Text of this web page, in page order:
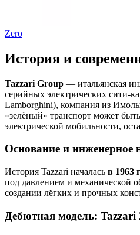
Zero
История и
Tazzari Group — итальянская
серийных электрических сити-
Lamborghini), компания из
«зелёный» транспорт может
электрической мобильности,
Основание и инженерное
История Tazzari началась в 1963
под давлением и механической
создании лёгких и прочных
Дебютная модель: Tazzari